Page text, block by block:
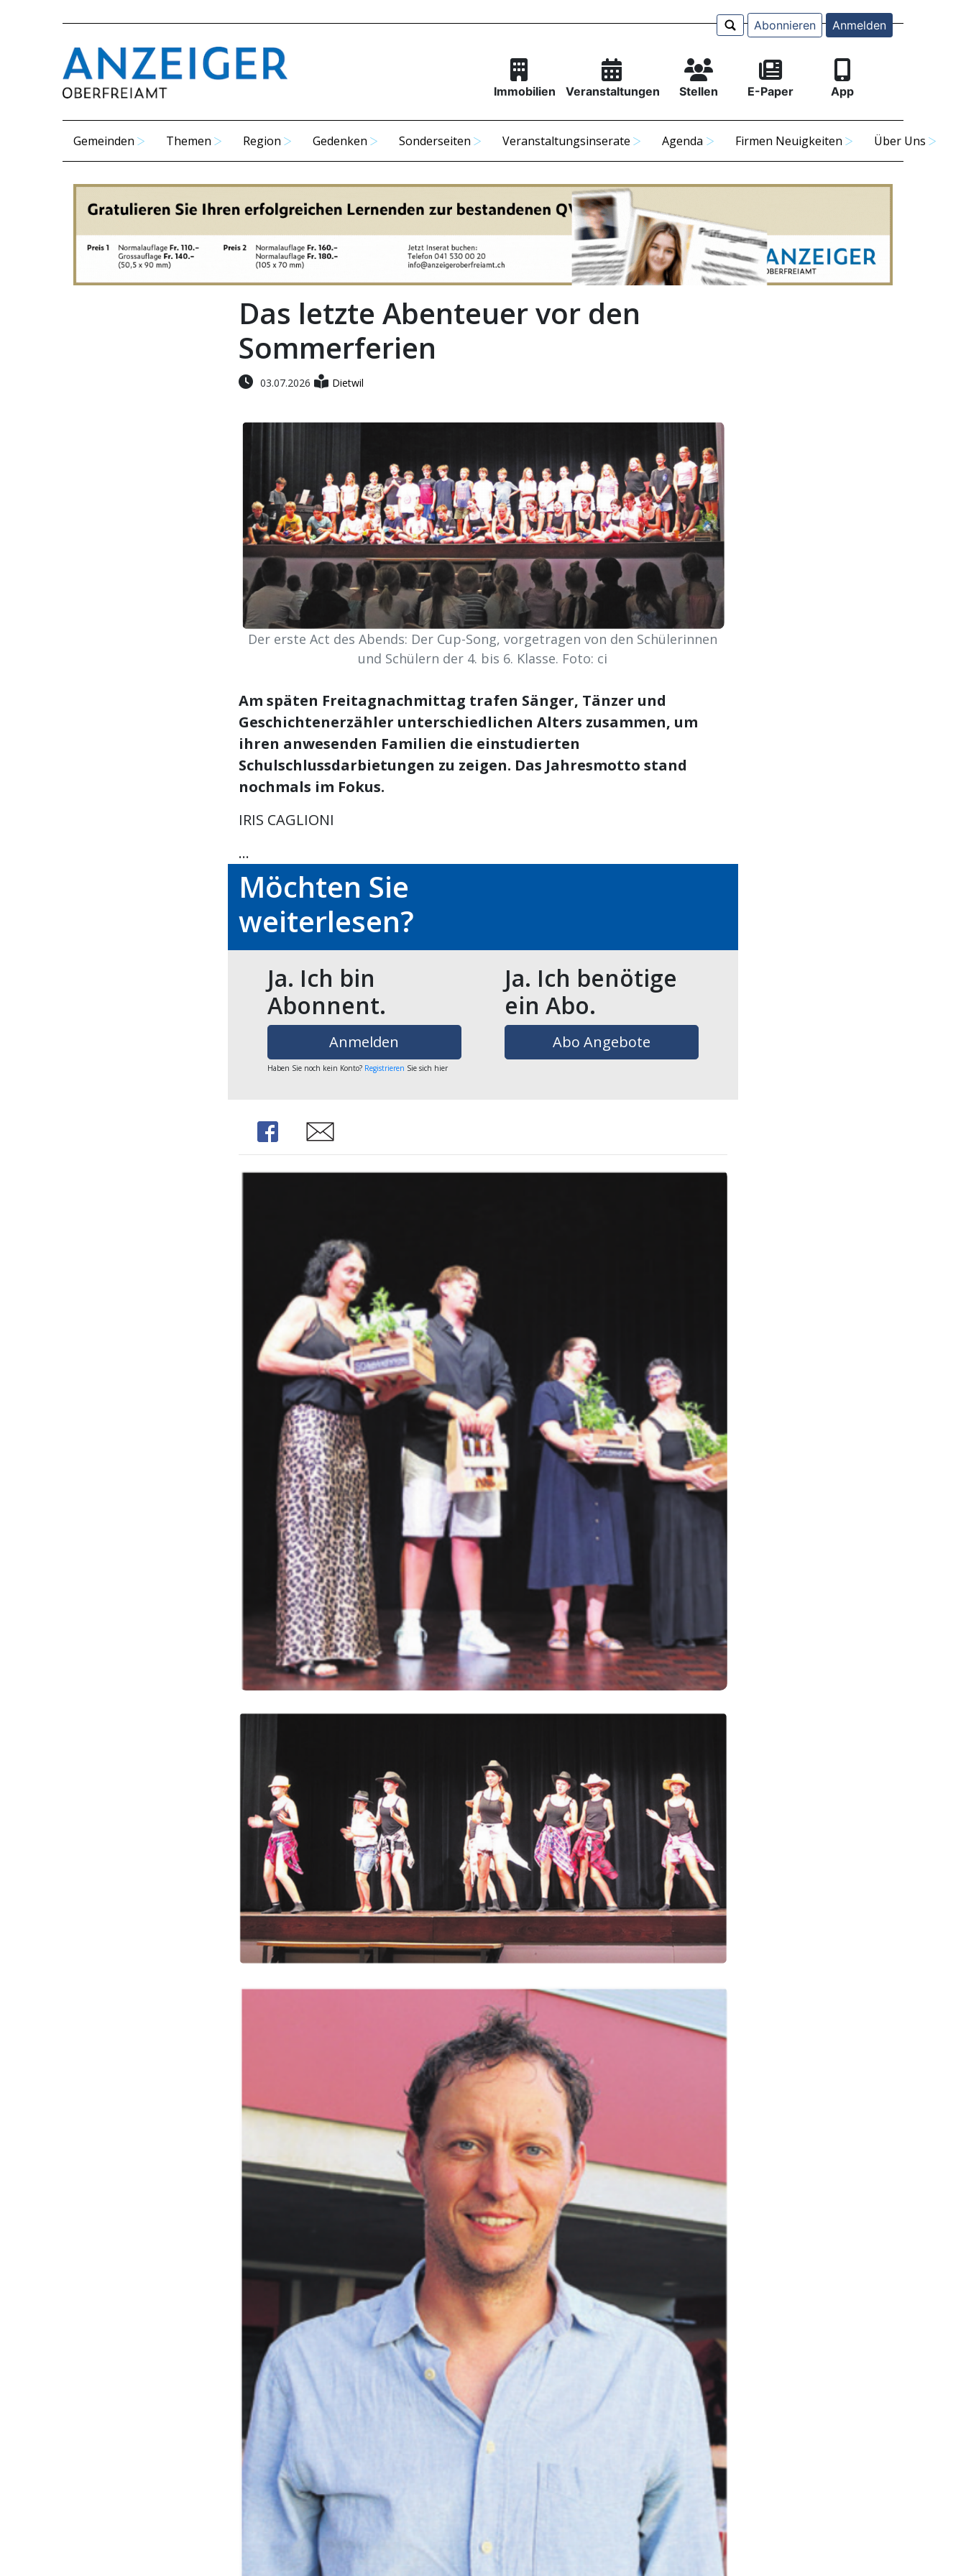
Abonnieren Anmelden
Immobilien Veranstaltungen Stellen E-Paper App
Gemeinden Themen Region Gedenken Sonderseiten Veranstaltungsinserate Agenda Firmen Neuigkeiten Über Uns
Das letzte Abenteuer vor den
Sommerferien
03.07.2026 Dietwil
Der erste Act des Abends: Der Cup-Song, vorgetragen von den Schülerinnen
und Schülern der 4. bis 6. Klasse. Foto: ci
Am späten Freitagnachmittag trafen Sänger, Tänzer und
Geschichtenerzähler unterschiedlichen Alters zusammen, um
ihren anwesenden Familien die einstudierten
Schulschlussdarbietungen zu zeigen. Das Jahresmotto stand
nochmals im Fokus.
IRIS CAGLIONI
...
Möchten Sie
weiterlesen?
Ja. Ich bin
Abonnent.
Anmelden
Haben Sie noch kein Konto?Registrieren Sie sich hier
Ja. Ich benötige
ein Abo.
Abo Angebote
Share Share